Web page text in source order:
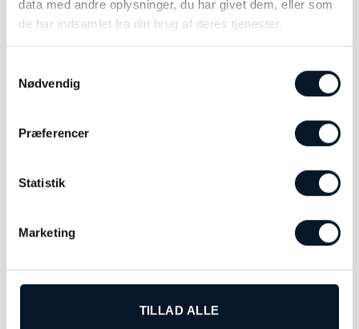
data med andre oplysninger, du har givet dem, eller som
de har indsamlet fra din brug af deres tjenester.
Nødvendig
Præferencer
Statistik
Marketing
TILLAD ALLE
skiftende vejrforhold.
Limited Edition – skabt til samlere
Hver enkelt model er individuelt nummereret og
bærer præg af sin eksklusive oprindelse. Den
understreger urets unikke karakter og gør det til
Festina Chrono Bike F20765/D er ikke bare et ur
– det er et statement. Et symbol på fart, passion
og kompromisløs kvalitet, designet til den
et stærkt visuelt udtryk.